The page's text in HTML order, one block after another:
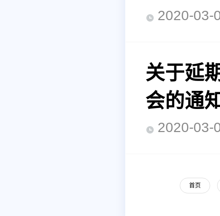
2020-
关于延
会的通
2020-
首页